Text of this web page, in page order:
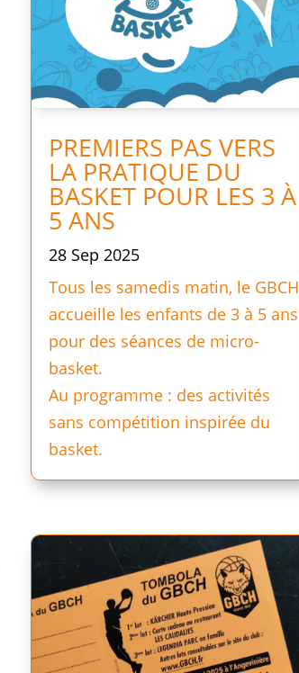
PREMIERS PAS VERS
LA PRATIQUE DU
BASKET POUR LES 3 À
5 ANS
28 Sep 2025
Tous les samedis matin, le GBCH
accueille les enfants de 3 à 5 ans
pour des séances de micro-
basket.
Au programme : des activités
sans compétition inspirée du
basket.